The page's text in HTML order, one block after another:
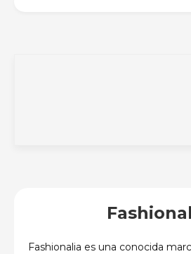
Fashionalia es una conocida